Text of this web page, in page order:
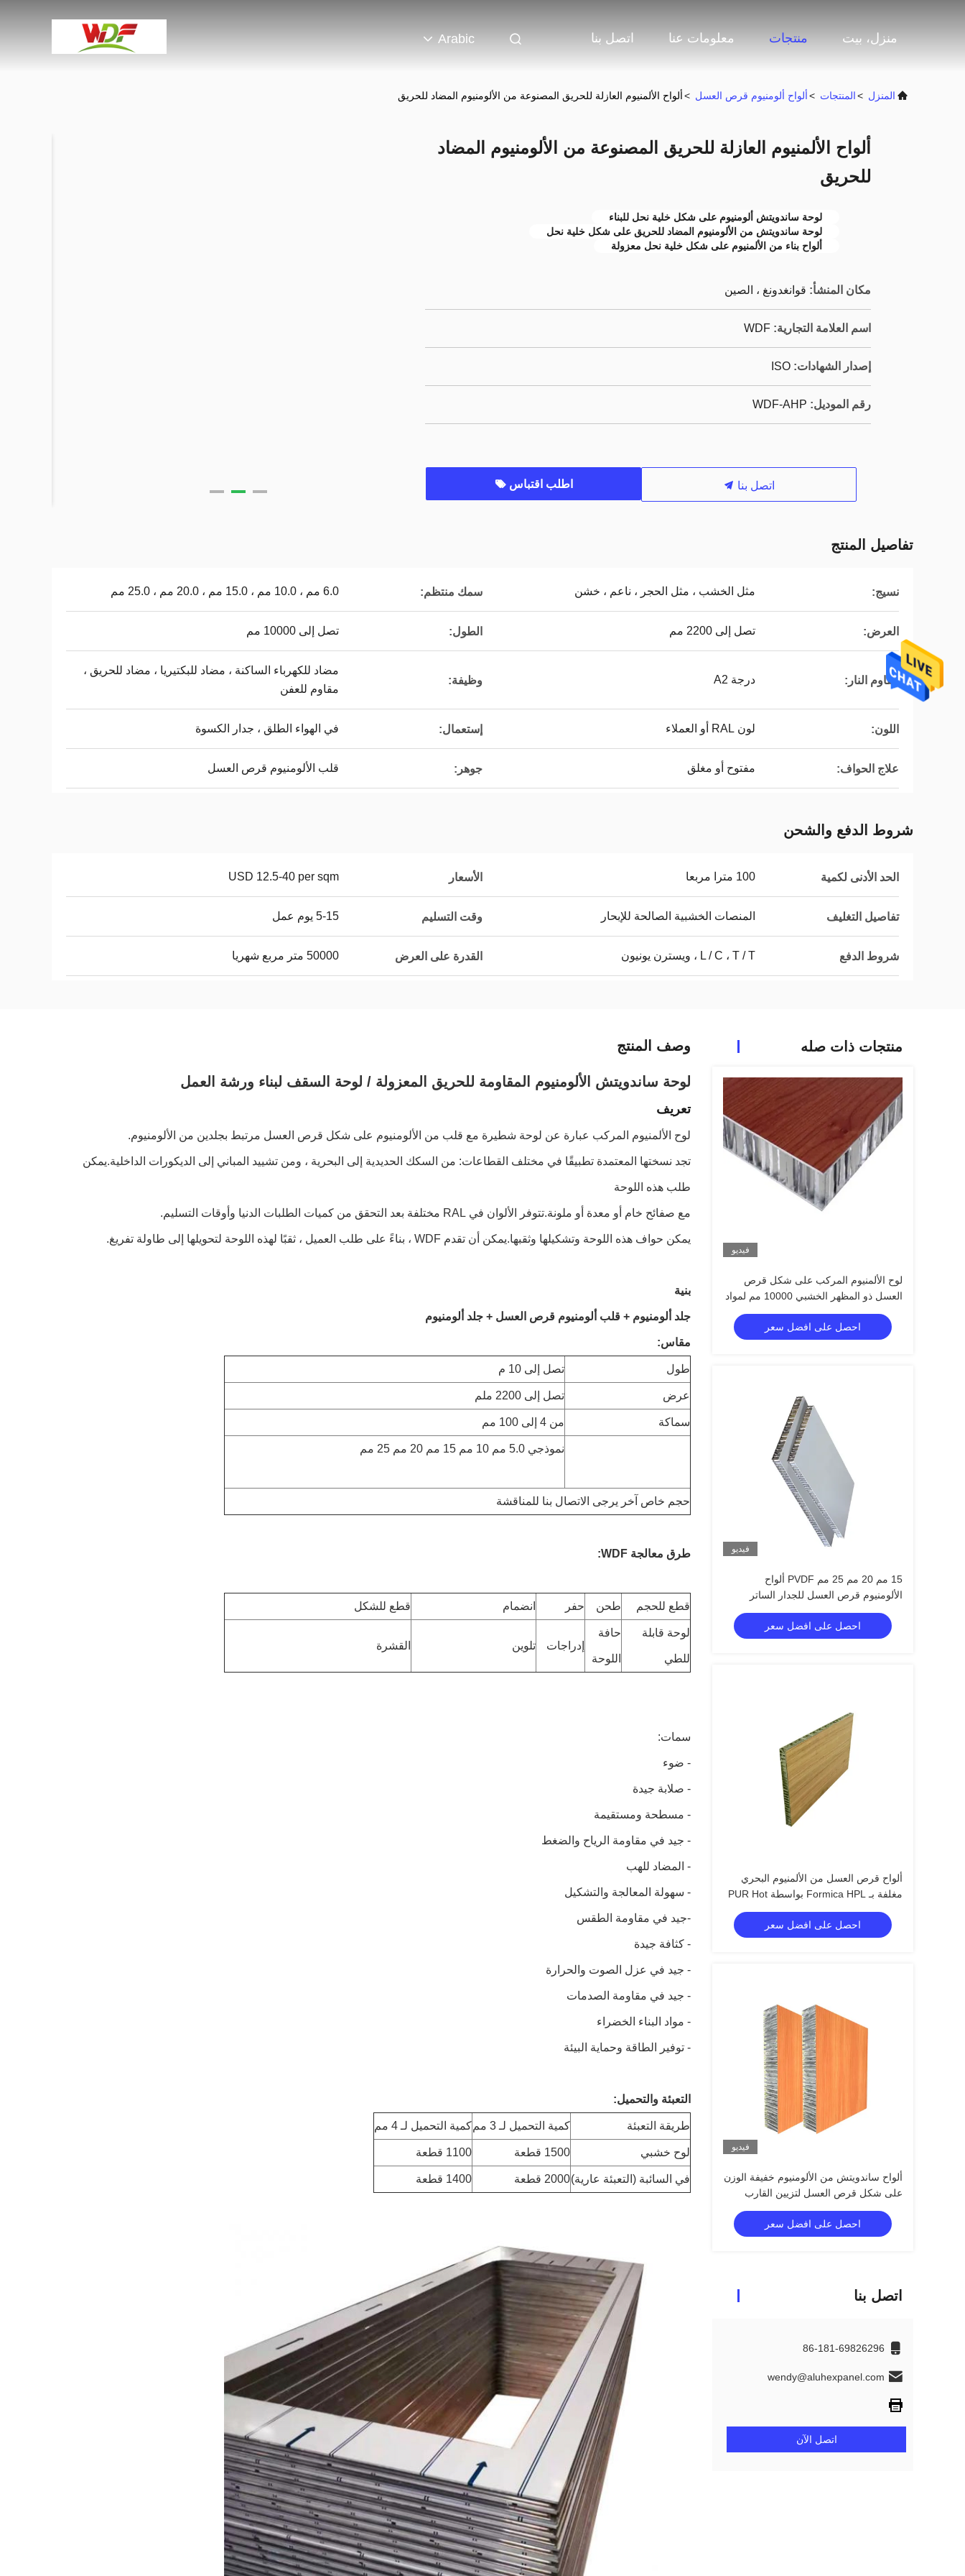
منزل، بيت منتجات معلومات عنا اتصل بنا Arabic
المنزل >المنتجات >ألواح ألومنيوم قرص العسل >ألواح الألمنيوم العازلة للحريق المصنوعة من الألومنيوم المضاد للحريق
ألواح الألمنيوم العازلة للحريق المصنوعة من الألومنيوم المضاد
للحريق
لوحة ساندويتش ألومنيوم على شكل خلية نحل للبناء
لوحة ساندويتش من الألومنيوم المضاد للحريق على شكل خلية نحل
ألواح بناء من الألمنيوم على شكل خلية نحل معزولة
مكان المنشأ: قوانغدونغ ، الصين
اسم العلامة التجارية: WDF
إصدار الشهادات: ISO
رقم الموديل: WDF-AHP
اتصل بنا اطلب اقتباس
تفاصيل المنتج
نسيج: مثل الخشب ، مثل الحجر ، ناعم ، خشن سمك منتظم: 6.0 مم ، 10.0 مم ، 15.0 مم ، 20.0 مم ، 25.0 مم
العرض: تصل إلى 2200 مم الطول: تصل إلى 10000 مم
مقاوم النار: درجة A2 وظيفة:
مضاد للكهرباء الساكنة ، مضاد للبكتيريا ، مضاد للحريق ،
مقاوم للعفن
اللون: لون RAL أو العملاء إستعمال: في الهواء الطلق ، جدار الكسوة
علاج الحواف: مفتوح أو مغلق جوهر: قلب الألومنيوم قرص العسل
شروط الدفع والشحن
الحد الأدنى لكمية 100 مترا مربعا الأسعار USD 12.5-40 per sqm
تفاصيل التغليف المنصات الخشبية الصالحة للإبحار وقت التسليم 5-15 يوم عمل
شروط الدفع L / C ، T / T ، ويسترن يونيون القدرة على العرض 50000 متر مربع شهريا
منتجات ذات صله
فيديو
لوح الألمنيوم المركب على شكل قرص
العسل ذو المظهر الخشبي 10000 مم لمواد
الجدار الزخرفة
احصل على افضل سعر
فيديو
15 مم 20 مم 25 مم PVDF ألواح
الألومنيوم قرص العسل للجدار الساتر
احصل على افضل سعر
ألواح قرص العسل من الألمنيوم البحري
مغلفة بـ Formica HPL بواسطة PUR Hot
Melting Film
احصل على افضل سعر
فيديو
ألواح ساندويتش من الألومنيوم خفيفة الوزن
على شكل قرص العسل لتزيين القارب
والشحن
احصل على افضل سعر
اتصل بنا
86-181-69826296
wendy@aluhexpanel.com
اتصل الآن
وصف المنتج
لوحة ساندويتش الألومنيوم المقاومة للحريق المعزولة / لوحة السقف لبناء ورشة العمل
تعريف
لوح الألمنيوم المركب عبارة عن لوحة شطيرة مع قلب من الألومنيوم على شكل قرص العسل مرتبط بجلدين من الألومنيوم.
تجد نسختها المعتمدة تطبيقًا في مختلف القطاعات: من السكك الحديدية إلى البحرية ، ومن تشييد المباني إلى الديكورات الداخلية.يمكن
طلب هذه اللوحة
مع صفائح خام أو معدة أو ملونة.تتوفر الألوان في RAL مختلفة بعد التحقق من كميات الطلبات الدنيا وأوقات التسليم.
يمكن حواف هذه اللوحة وتشكيلها وثقبها.يمكن أن تقدم WDF ، بناءً على طلب العميل ، ثقبًا لهذه اللوحة لتحويلها إلى طاولة تفريغ.
بنية
جلد ألومنيوم + قلب ألومنيوم قرص العسل + جلد ألومنيوم
مقاس:
طول تصل إلى 10 م
عرض تصل إلى 2200 ملم
سماكة من 4 إلى 100 مم
نموذجي 5.0 مم 10 مم 15 مم 20 مم 25 مم
حجم خاص آخر يرجى الاتصال بنا للمناقشة
طرق معالجة WDF:
قطع للحجم طحن حفر انضمام قطع للشكل
لوحة قابلة
للطي
حافة
اللوحة
إدراجات تلوين القشرة
سمات:
- ضوء
- صلابة جيدة
- مسطحة ومستقيمة
- جيد في مقاومة الرياح والضغط
- المضاد للهب
- سهولة المعالجة والتشكيل
-جيد في مقاومة الطقس
- كثافة جيدة
- جيد في عزل الصوت والحرارة
- جيد في مقاومة الصدمات
- مواد البناء الخضراء
- توفير الطاقة وحماية البيئة
التعبئة والتحميل:
طريقة التعبئة كمية التحميل لـ 3 مم كمية التحميل لـ 4 مم
لوح خشبي 1500 قطعة 1100 قطعة
في السائبة (التعبئة عارية)2000 قطعة 1400 قطعة